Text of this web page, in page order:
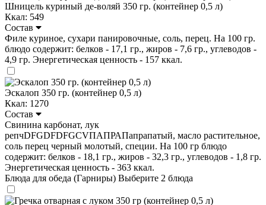
Шницель куриный де-воляй 350 гр. (контейнер 0,5 л)
Ккал: 549
Состав
Филе куриное, сухари панировочные, соль, перец. На 100 гр.
блюдо содержит: белков - 17,1 гр., жиров - 7,6 гр., углеводов -
4,9 гр. Энергетическая ценность - 157 ккал.
Эскалоп 350 гр. (контейнер 0,5 л)
Ккал: 1270
Состав
Свинина карбонат, лук
репчDFGDFDFGCVПАПРАПапрапатый, масло растительное,
соль перец черный молотый, специи. На 100 гр блюдо
содержит: белков - 18,1 гр., жиров - 32,3 гр., углеводов - 1,8 гр.
Энергетическая ценность - 363 ккал.
Блюда для обеда (Гарниры) Выберите 2 блюда